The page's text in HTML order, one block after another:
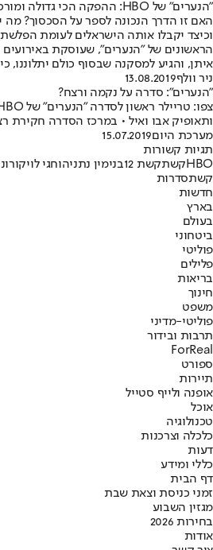
"הנערים" של HBO: ההפקה הכי גדולה ומורכבת שנעשתה בישראל
האם זו הדרך הנכונה לספר על הסכסוך? מה
וכיצד יקבלו אותה הישראלים לעומת
הראשונים של "הנערים", שעוסקת
איתן, והגיע למסקנה שבסוף כולם יתלוננו,
ניר וולף13.08.2019
"הנערים": סדרה על נקמה ורצח?
ותאופיק אבו ואיל • במרכז הסדרה חקירת
מערכת היום15.07.2019
תגיות קשורות
HBO קשתקשת 12 בנימין נתניהוחגי לוי
קשתסדרות
חדשות
בארץ
בעולם
ביטחוני
פוליטי
פלילים
בריאות
חינוך
משפט
פוליטי-מדיני
תרבות ובידור
ForReal
ספורט
תיירות
אופנה ולייף סטייל
אוכל
טכנולוגיה
כלכלה וצרכנות
דעות
כללי ומידע
דף הבית
זמני כניסת וצאת שבת
מגזין השבוע
בחירות 2026
אודות